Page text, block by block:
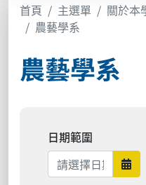
首頁 主選單 關於本
農藝學系
農藝學系
日期範圍
日